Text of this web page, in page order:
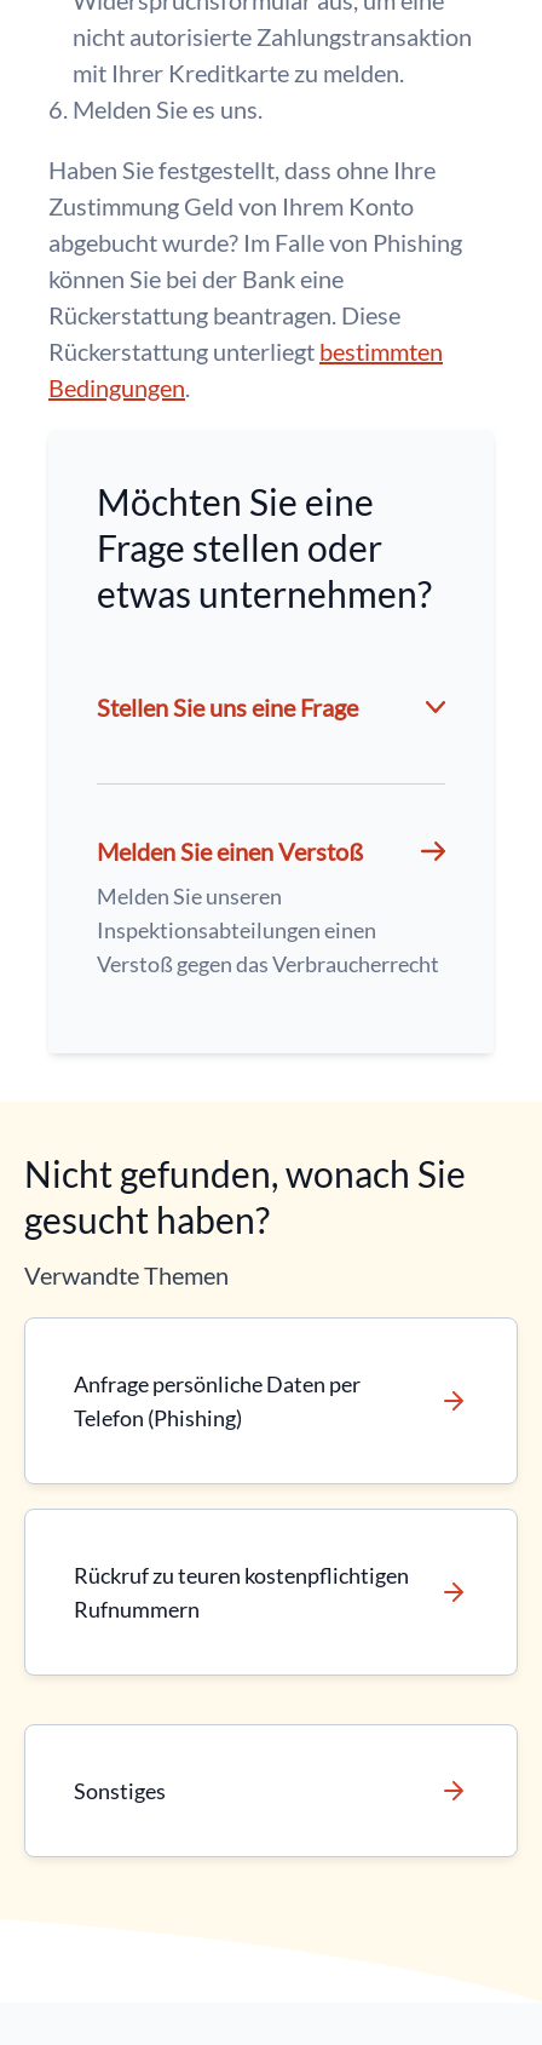
nicht autorisierte Zahlungstransaktion
mit Ihrer Kreditkarte zu melden.
Melden Sie es uns.
Haben Sie festgestellt, dass ohne Ihre
Zustimmung Geld von Ihrem Konto
abgebucht wurde? Im Falle von Phishing
können Sie bei der Bank eine
Rückerstattung beantragen. Diese
Rückerstattung unterliegt bestimmten
Bedingungen.
Möchten Sie eine
Frage stellen oder
etwas unternehmen?
Stellen Sie uns eine Frage
Melden Sie einen Verstoß
Melden Sie unseren
Inspektionsabteilungen einen
Verstoß gegen das Verbraucherrecht
Nicht gefunden, wonach Sie
gesucht haben?
Verwandte Themen
Anfrage persönliche Daten per
Telefon (Phishing)
Rückruf zu teuren kostenpflichtigen
Rufnummern
Sonstiges